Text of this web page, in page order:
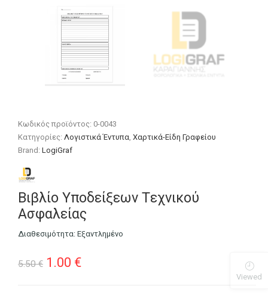
Κωδικός προϊόντος: 0-0043
Κατηγορίες:Λογιστικά Έντυπα,Χαρτικά-Είδη Γραφείου
Brand:LogiGraf
Βιβλίο Υποδείξεων Tεχνικού
Ασφαλείας
Διαθεσιμότητα:Εξαντλημένο
5.50€ Original
1.00 €Η
Viewed